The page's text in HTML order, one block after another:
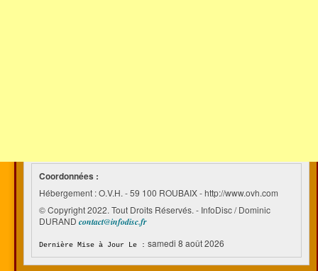
Coordonnées :
Hébergement : O.V.H. - 59 100 ROUBAIX - http://www.ovh.com
© Copyright 2022. Tout Droits Réservés. - InfoDisc / Dominic
DURAND contact@infodisc.fr
Dernière Mise à Jour Le : samedi 8 août 2026